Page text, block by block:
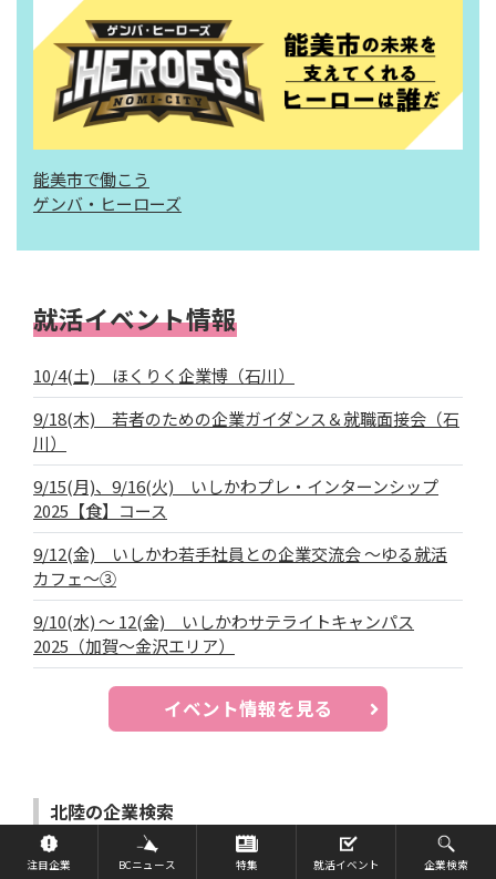
能美市で働こう
ゲンバ・ヒーローズ
就活イベント情報
10/4(土) ほくりく企業博（石川）
9/18(木) 若者のための企業ガイダンス＆就職面接会（石
川）
9/15(月)、9/16(火) いしかわプレ・インターンシップ
2025【食】コース
9/12(金) いしかわ若手社員との企業交流会 ～ゆる就活
カフェ～③
9/10(水) ～ 12(金) いしかわサテライトキャンパス
2025（加賀～金沢エリア）
イベント情報を見る
北陸の企業検索
企業を検索する
注目企業 BCニュース 特集 就活イベント 企業検索